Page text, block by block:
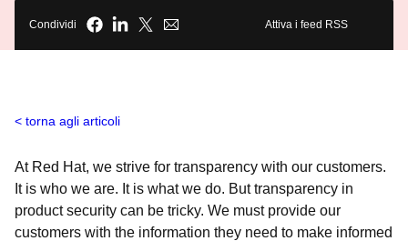
Condividi Attiva i feed RSS
torna agli articoli
At Red Hat, we strive for transparency with our customers.
It is who we are. It is what we do. But transparency in
product security can be tricky. We must provide our
customers with the information they need to make informed